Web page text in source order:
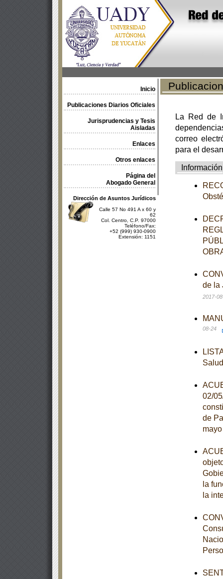
Inicio
Publicaciones Diarios Oficiales
Jurisprudencias y Tesis
Aisladas
Enlaces
Otros enlaces
Página del
Abogado General
Dirección de Asuntos Jurídicos
Calle 57 No 491 A x 60 y
62
Col. Centro, C.P. 97000
Teléfono/Fax:
+52 (999) 930-0900
Extensión: 1151
La Red de
correo
para el
Información
de la
2017-
08-24
02/
de
la
la